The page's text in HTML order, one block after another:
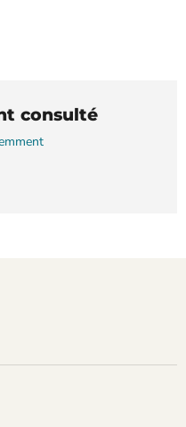
consulté